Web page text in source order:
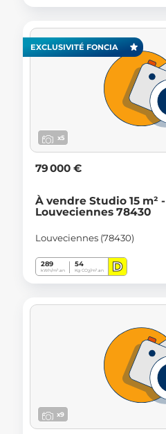
EXCLUSIVITÉ FONCIA
x5
79 000 €
À vendre Studio 15 m² -
Louveciennes 78430
Louveciennes (78430)
289
kWh/m².an
54
Kg CO2/m².an D
x9